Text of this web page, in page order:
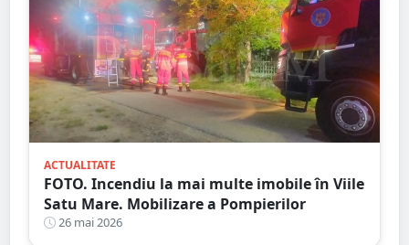
ACTUALITATE
FOTO. Incendiu la mai multe imobile în Viile
Satu Mare. Mobilizare a Pompierilor
26 mai 2026